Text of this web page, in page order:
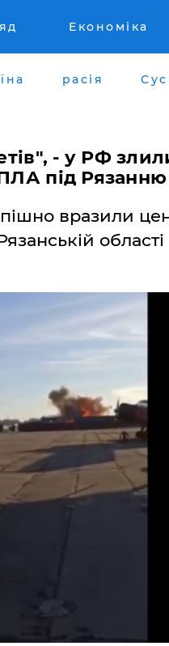
Економіка
расія
- у РФ
під Рязанню
вразили